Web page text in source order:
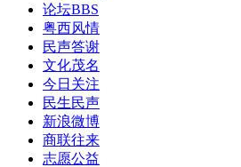
论坛BBS
粤西风情
民声答谢
文化茂名
今日关注
民生民声
新浪微博
商联往来
志愿公益